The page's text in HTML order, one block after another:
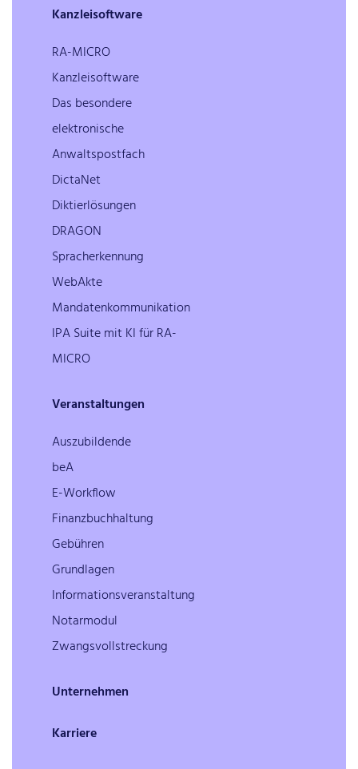
Kanzleisoftware
RA-MICRO
Kanzleisoftware
Das besondere
elektronische
Anwaltspostfach
DictaNet
Diktierlösungen
DRAGON
Spracherkennung
WebAkte
Mandatenkommunikation
IPA Suite mit KI für RA-
MICRO
Veranstaltungen
Auszubildende
beA
E-Workflow
Finanzbuchhaltung
Gebühren
Grundlagen
Informationsveranstaltung
Notarmodul
Zwangsvollstreckung
Unternehmen
Karriere